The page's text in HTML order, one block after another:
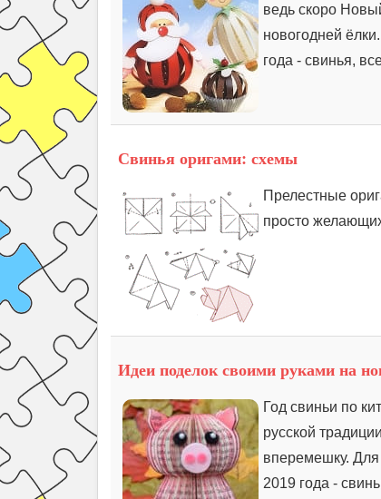
ведь скоро
новогодней
года - свинья,
Свинья оригами: схемы
Прелестные
просто
Идеи поделок своими руками на
Год свиньи по
русской
вперемешку.
2019 года -